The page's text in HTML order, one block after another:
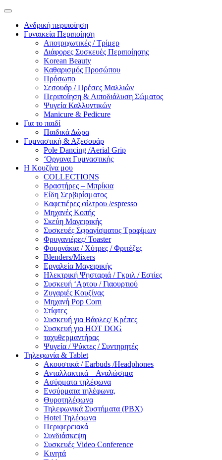
Ανδρική περιποίηση
Γυναικεία Περιποίηση
Αποτριχωτικές / Τρίμερ
Διάφορες Συσκευές Περιποίησης
Korean Beauty
Καθαρισμός Προσώπου
Πρόσωπο
Σεσουάρ / Πρέσες Μαλλιών
Περιποίηση & Λιποδιάλυση Σώματος
Ψυγεία Καλλυντικών
Manicure & Pedicure
Για το παιδί
Παιδικά Δώρα
Γυμναστική & Αξεσουάρ
Pole Dancing /Aerial Grip
‘Οργανα Γυμναστικής
Η Κουζίνα μου
COLLECTIONS
Βραστήρες – Μπρίκια
Είδη Σερβιρίσματος
Καφετιέρες φίλτρου /espresso
Μηχανές Κοπής
Σκεύη Μαγειρικής
Συσκευές Σφραγίσματος Τροφίμων
Φρυγανιέρες/ Toaster
Φουρνάκια / Χύτρες / Φριτέζες
Blenders/Mixers
Εργαλεία Μαγειρικής
Ηλεκτρική Ψησταριά / Γκριλ / Eστίες
Συσκευή ‘Αρτου / Γιαουρτιού
Ζυγαριές Κουζίνας
Μηχανή Pop Corn
Στίφτες
Συσκευή για Βάφλες/ Κρέπες
Συσκευή για HOT DOG
ταχυθερμαντήρας
Ψυγεία / Ψύκτες / Συντηρητές
Τηλεφωνία & Tablet
Ακουστικά / Earbuds /Headphones
Ανταλλακτικά – Αναλώσιμα
Ασύρματα τηλέφωνα
Ενσύρματα τηλέφωνα,
Θυροτηλέφωνα
Τηλεφωνικά Συστήματα (PBX)
Hotel Τηλέφωνα
Περιφερειακά
Συνδιάσκεψη
Συσκευές Video Conference
Κινητά